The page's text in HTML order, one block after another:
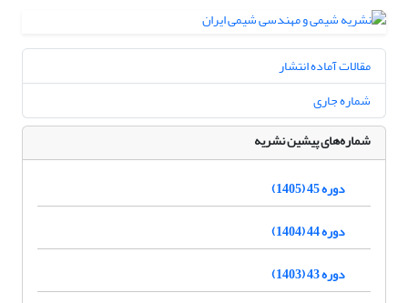
مقالات آماده انتشار
شماره جاری
شماره‌های پیشین نشریه
دوره 45 (1405)
دوره 44 (1404)
دوره 43 (1403)